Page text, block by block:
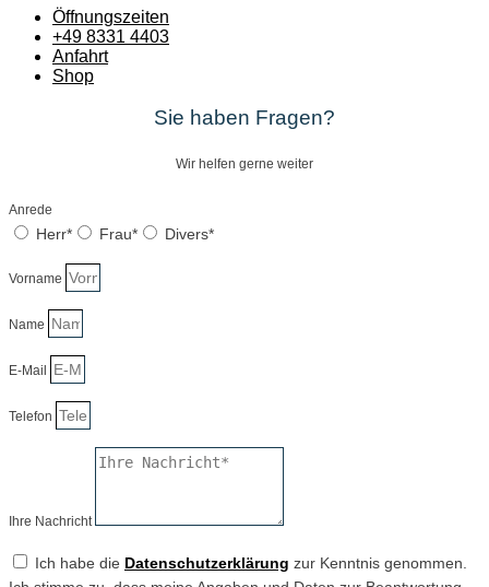
Öffnungszeiten
+49 8331 4403
Anfahrt
Shop
Sie haben Fragen?
Wir helfen gerne weiter
Anrede
Herr* Frau* Divers*
Vorname
Name
E-Mail
Telefon
Ihre Nachricht
Ich habe die Datenschutzerklärung zur Kenntnis genommen.